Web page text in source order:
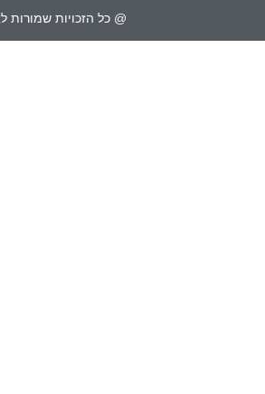
@ כל הזכויות שמורות